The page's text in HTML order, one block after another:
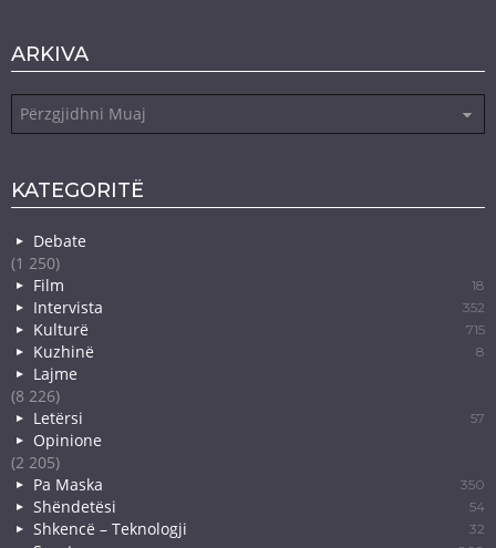
ARKIVA
KATEGORITË
Debate
(1 250)
Film
18
Intervista 352
Kulturë 715
Kuzhinë 8
Lajme
(8 226)
Letërsi
57
Opinione
(2 205)
Pa Maska
350
Shëndetësi 54
Shkencë – Teknologji 32